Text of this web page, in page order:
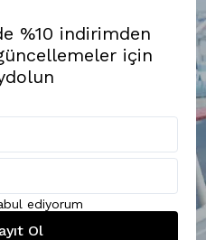
%10 indirimden
için
ediyorum
Ol